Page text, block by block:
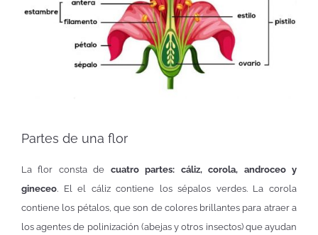
Partes de una flor
La flor consta de cuatro partes: cáliz, corola, androceo y
gineceo. El el cáliz contiene los sépalos verdes. La corola
contiene los pétalos, que son de colores brillantes para atraer a
los agentes de polinización (abejas y otros insectos) que ayudan